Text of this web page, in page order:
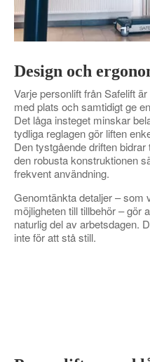
Design och
Varje personlift från Safelift
med plats och samtidigt ge
Det låga insteget minskar
tydliga reglagen gör liften
Den tystgående driften
den robusta konstruktionen
frekvent användning.
Genomtänkta detaljer – som
möjligheten till tillbehör – gör
naturlig del av arbetsdagen.
inte för att stå still.